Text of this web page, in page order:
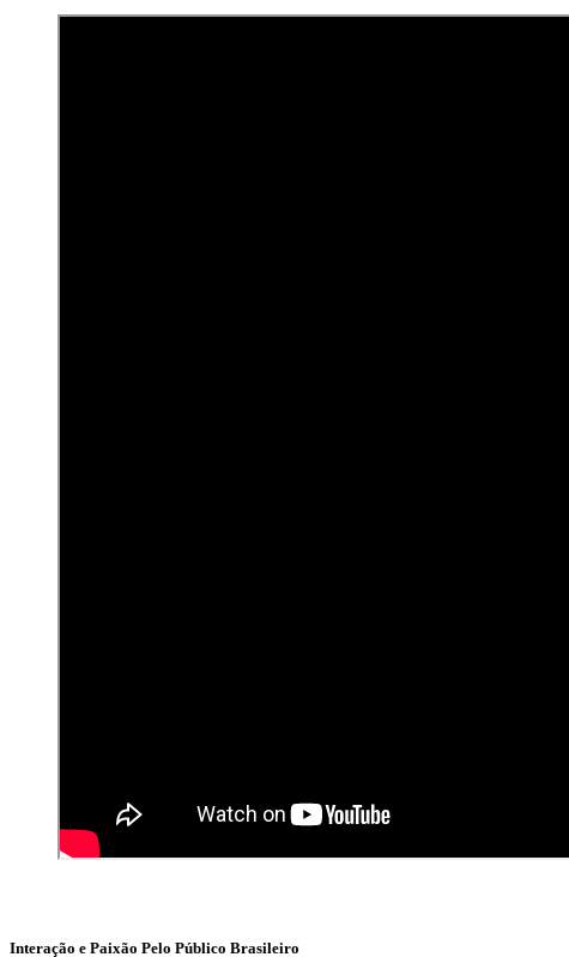
Interação e Paixão Pelo Público Brasileiro